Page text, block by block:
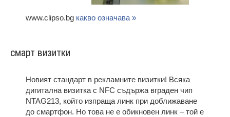
www.clipso.bg какво означава »
смарт визитки
Новият стандарт в рекламните визитки! Всяка
дигитална визитка с NFC съдържа вграден чип
NTAG213, който изпраща линк при доближаване
до смартфон. Но това не е обикновен линк – той е